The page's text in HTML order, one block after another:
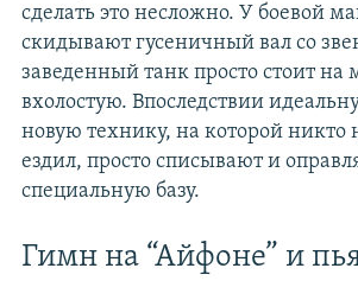
сделать это несложно. У боевой
скидывают гусеничный вал со
заведенный танк просто стоит на
вхолостую. Впоследствии
новую технику, на которой никто
ездил, просто списывают и
специальную базу.
Гимн на “Айфоне” и